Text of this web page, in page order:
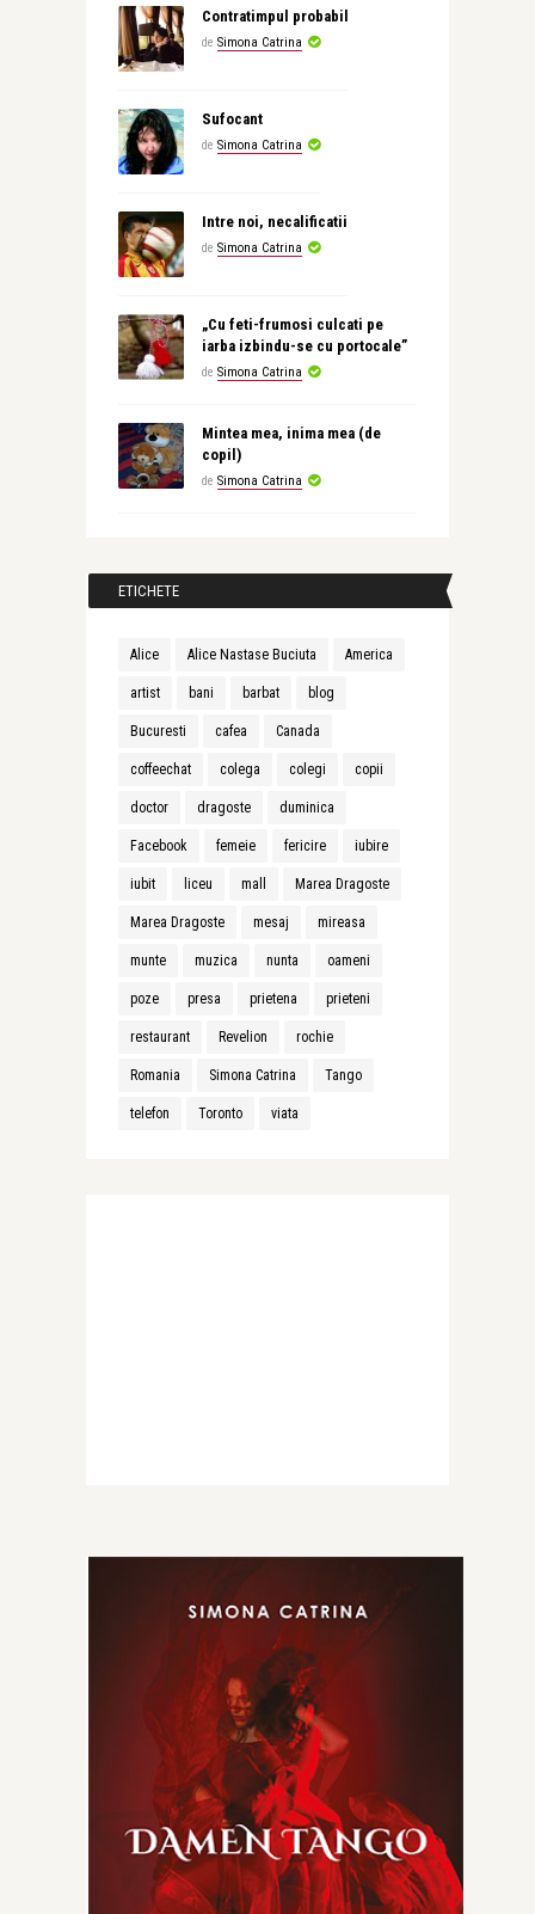
Contratimpul probabil
de Simona Catrina
Sufocant
de Simona Catrina
Intre noi, necalificatii
de Simona Catrina
„Cu feti-frumosi culcati pe
iarba izbindu-se cu portocale”
de Simona Catrina
Mintea mea, inima mea (de
copil)
de Simona Catrina
ETICHETE
Alice Alice Nastase Buciuta America
artist bani barbat blog
Bucuresti cafea Canada
coffeechat colega colegi copii
doctor dragoste duminica
Facebook femeie fericire iubire
iubit liceu mall Marea Dragoste
Marea Dragoste mesaj mireasa
munte muzica nunta oameni
poze presa prietena prieteni
restaurant Revelion rochie
Romania Simona Catrina Tango
telefon Toronto viata